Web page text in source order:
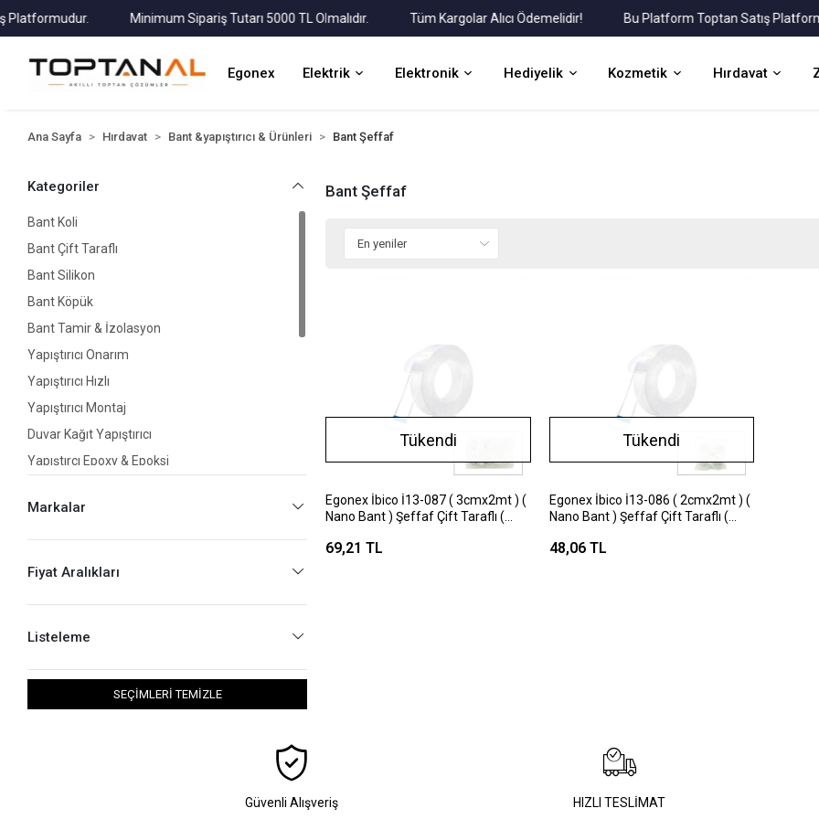
Minimum Sipariş Tutarı 5000 TL Olmalıdır. Tüm Kargolar Alıcı Ödemelidir! Bu Platform Toptan Satış
Egonex Elektrik Elektronik Hediyelik Kozmetik Hırdavat
Ana Sayfa Hırdavat Bant &yapıştırıcı & Ürünleri Bant Şeffaf
Kategoriler
Bant Koli
Bant Çift Taraflı
Bant Silikon
Bant Köpük
Bant Tamir & İzolasyon
Yapıştırıcı Onarım
Yapıştırıcı Hızlı
Yapıştırıcı Montaj
Duvar Kağıt Yapıştırıcı
Yapıştırcı Epoxy & Epoksi
Yapıştırıcı Sıvı
Bant Şeffaf
Bant Rüzgar
Bant Kanal Pvc
Bant Derz
Markalar
Fiyat Aralıkları
Listeleme
SEÇİMLERİ TEMİZLE
Bant Şeffaf
Tükendi
Egonex İbico İ13-087 ( 3cmx2mt ) (
Nano Bant ) Şeffaf Çift Taraflı (
69,21 TL
Tükendi
Egonex İbico İ13-086 ( 2cmx2mt ) (
Nano Bant ) Şeffaf Çift Taraflı (
48,06 TL
Güvenli Alışveriş HIZLI TESLİMAT